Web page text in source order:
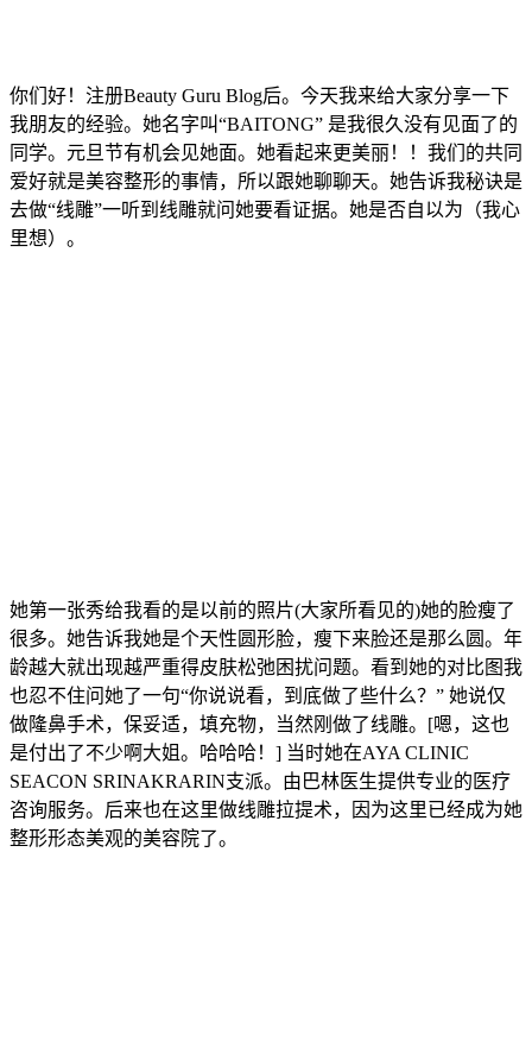
你们好！注册Beauty Guru Blog后。今天我来给大家分享一下
我朋友的经验。她名字叫“BAITONG” 是我很久没有见面了的
同学。元旦节有机会见她面。她看起来更美丽！！我们的共同
爱好就是美容整形的事情，所以跟她聊聊天。她告诉我秘诀是
去做“线雕”一听到线雕就问她要看证据。她是否自以为（我心
里想）。
她第一张秀给我看的是以前的照片(大家所看见的)她的脸瘦了
很多。她告诉我她是个天性圆形脸，瘦下来脸还是那么圆。年
龄越大就出现越严重得皮肤松弛困扰问题。看到她的对比图我
也忍不住问她了一句“你说说看，到底做了些什么？” 她说仅
做隆鼻手术，保妥适，填充物，当然刚做了线雕。[嗯，这也
是付出了不少啊大姐。哈哈哈！] 当时她在AYA CLINIC
SEACON SRINAKRARIN支派。由巴林医生提供专业的医疗
咨询服务。后来也在这里做线雕拉提术，因为这里已经成为她
整形形态美观的美容院了。